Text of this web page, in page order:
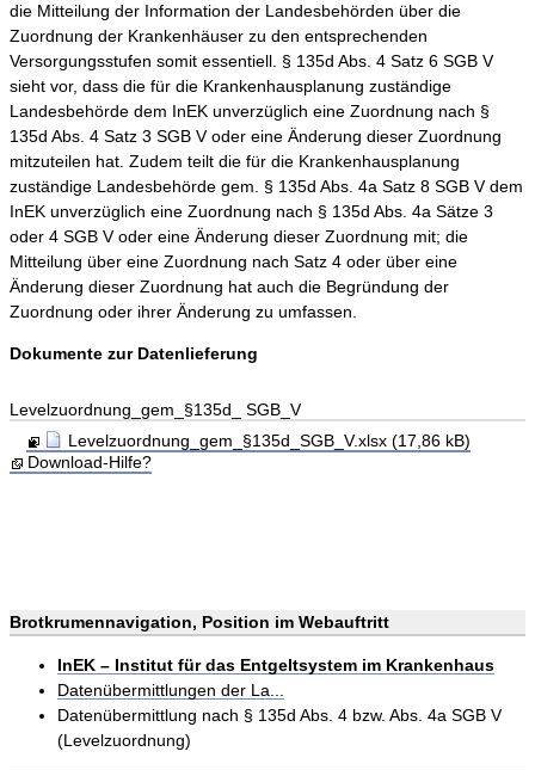
die Mitteilung der Information der Landesbehörden über die
Zuordnung der Krankenhäuser zu den entsprechenden
Versorgungsstufen somit essentiell. § 135d Abs. 4 Satz 6 SGB V
sieht vor, dass die für die Krankenhausplanung zuständige
Landesbehörde dem InEK unverzüglich eine Zuordnung nach §
135d Abs. 4 Satz 3 SGB V oder eine Änderung dieser Zuordnung
mitzuteilen hat. Zudem teilt die für die Krankenhausplanung
zuständige Landesbehörde gem. § 135d Abs. 4a Satz 8 SGB V dem
InEK unverzüglich eine Zuordnung nach § 135d Abs. 4a Sätze 3
oder 4 SGB V oder eine Änderung dieser Zuordnung mit; die
Mitteilung über eine Zuordnung nach Satz 4 oder über eine
Änderung dieser Zuordnung hat auch die Begründung der
Zuordnung oder ihrer Änderung zu umfassen.
Dokumente zur Datenlieferung
Levelzuordnung_gem_§135d_ SGB_V
Levelzuordnung_gem_§135d_SGB_V.xlsx (17,86 kB)
Download-Hilfe?
Brotkrumennavigation, Position im Webauftritt
InEK – Institut für das Entgeltsystem im Krankenhaus
Datenübermittlungen der La...
Datenübermittlung nach § 135d Abs. 4 bzw. Abs. 4a SGB V
(Levelzuordnung)